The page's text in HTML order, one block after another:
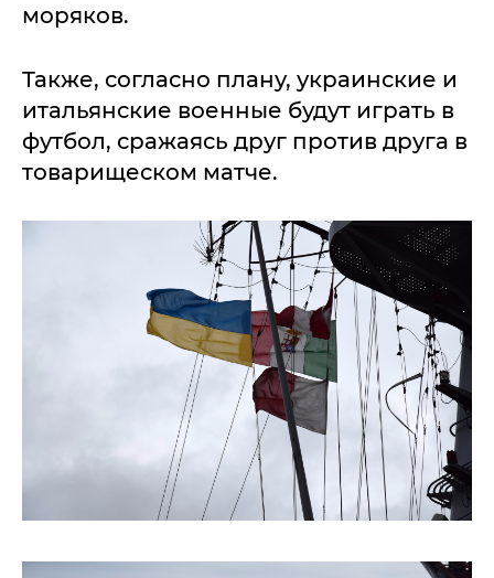
моряков.
Также, согласно плану, украинские и
итальянские военные будут играть в
футбол, сражаясь друг против друга в
товарищеском матче.